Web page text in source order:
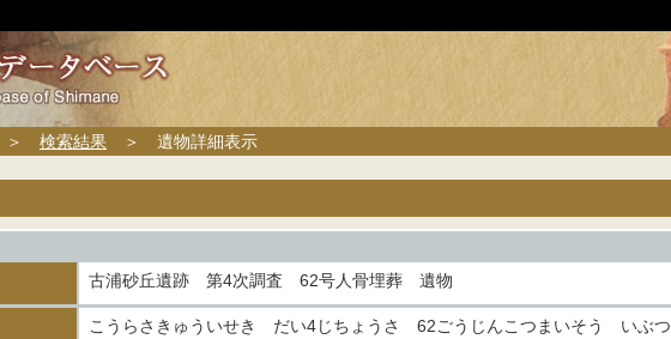
＞ 検索結果 ＞ 遺物詳細表示
古浦砂丘遺跡 第4次調査 62号人骨埋葬 遺物
こうらさきゅういせき だい4じちょうさ 62ごうじんこつまいそう いぶつ